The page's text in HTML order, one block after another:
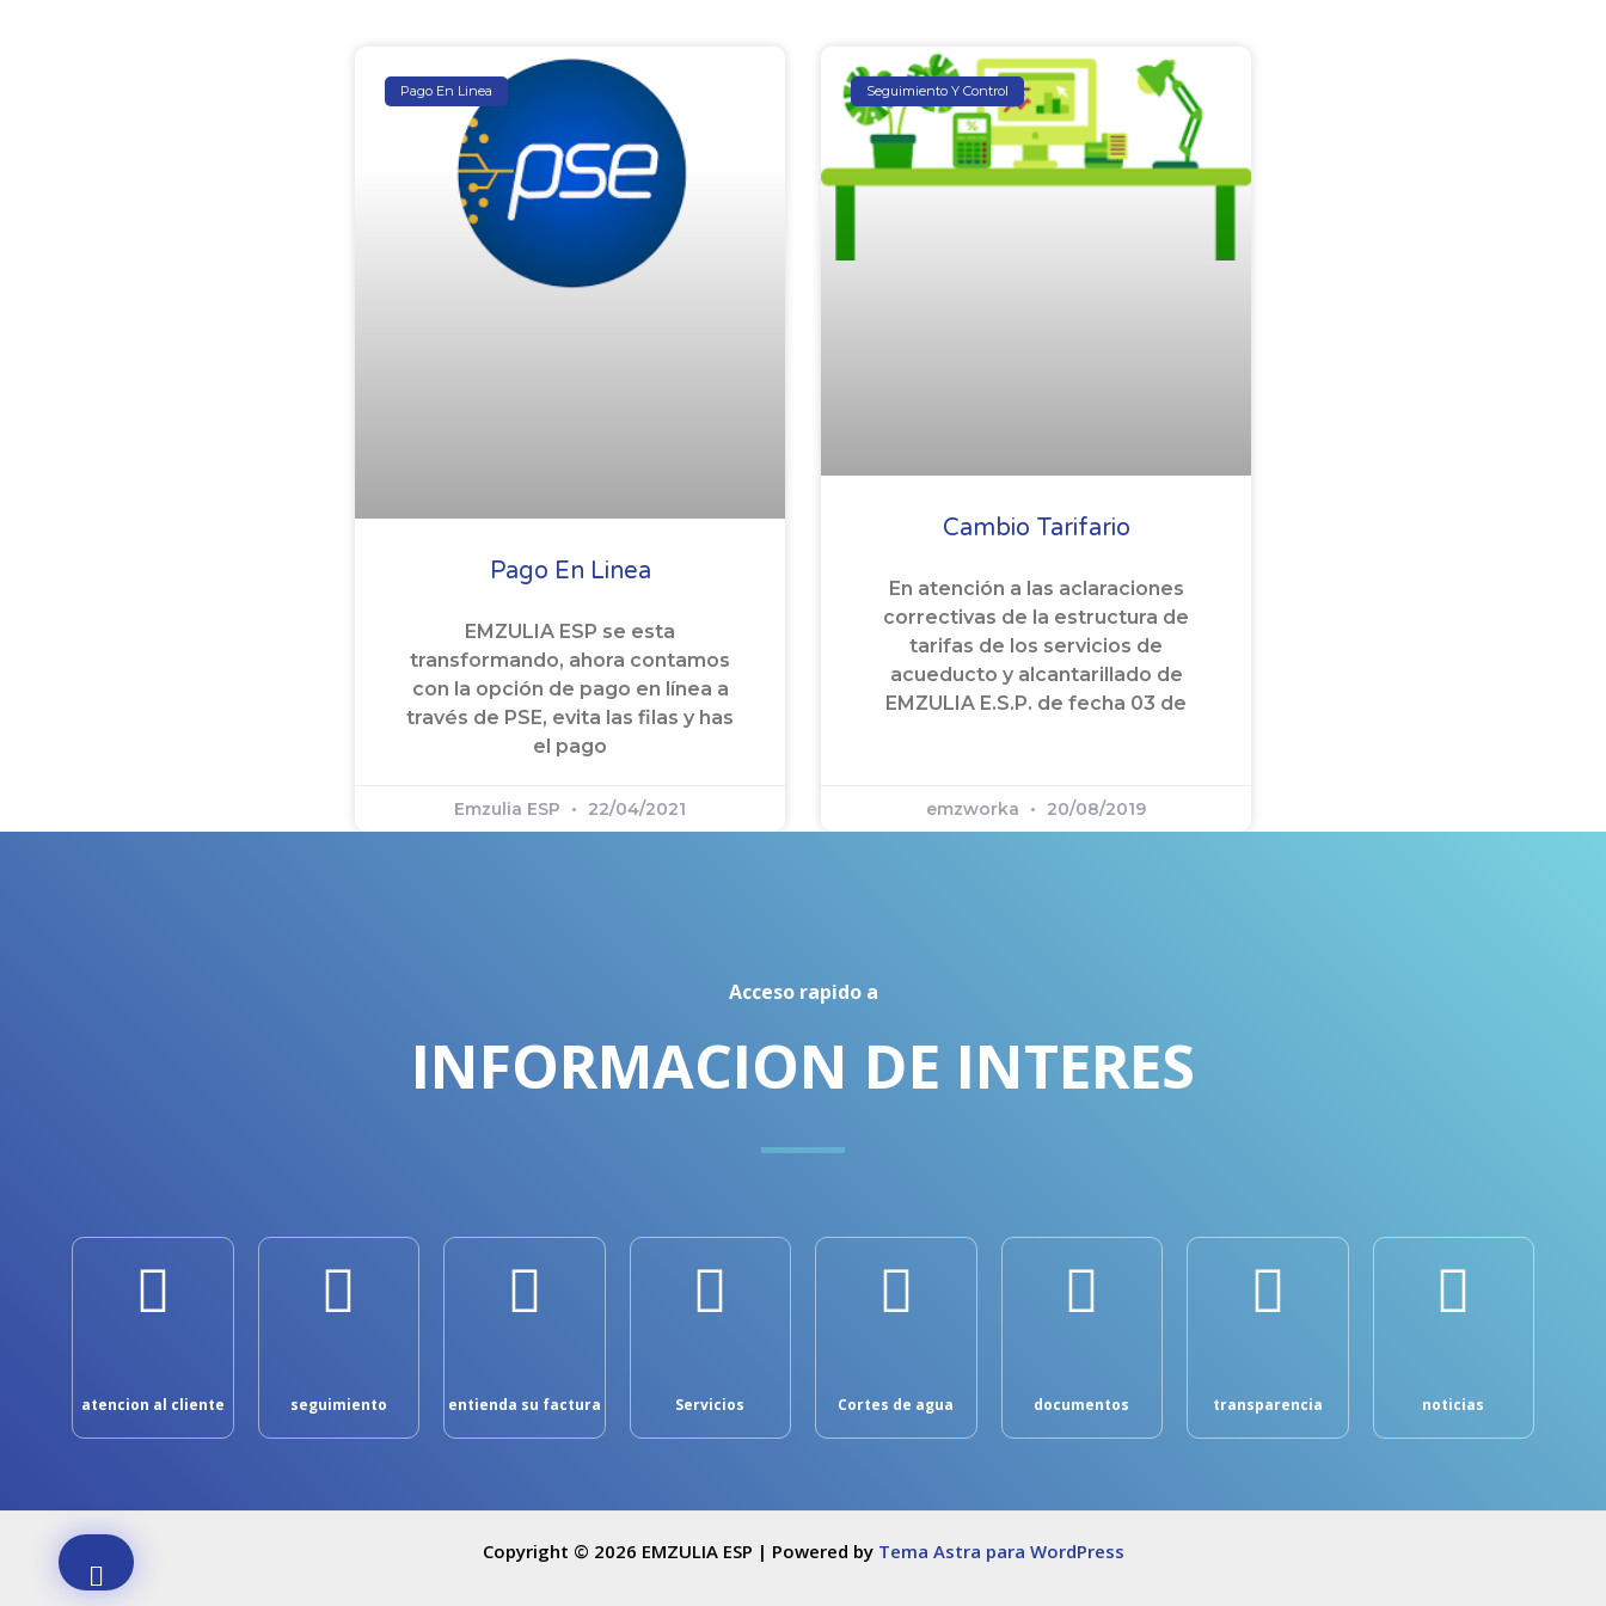
Pago En Linea
Pago En Linea
EMZULIA ESP se esta
transformando, ahora contamos
con la opción de pago en línea a
través de PSE, evita las filas y has
el pago
Emzulia ESP 22/04/2021
Seguimiento Y Control
Cambio Tarifario
En atención a las aclaraciones
correctivas de la estructura de
tarifas de los servicios de
acueducto y alcantarillado de
EMZULIA E.S.P. de fecha 03 de
emzworka 20/08/2019
Acceso rapido a
INFORMACION DE INTERES
atencion al cliente seguimiento entienda su factura Servicios Cortes de agua documentos transparencia noticias
Copyright © 2026 EMZULIA ESP | Powered by Tema Astra para WordPress